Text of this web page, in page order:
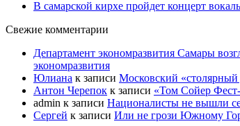
В самарской кирхе пройдет концерт
Свежие комментарии
Департамент экономразвития Самары
экономразвития
Юлиана к записи Московский
Антон Черепок к записи «Том Сойер
admin к записи Националисты не вышли
Сергей к записи Или не грози Южному